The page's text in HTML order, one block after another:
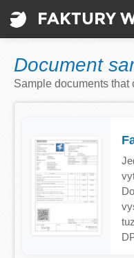
FAKTURY
INFO
Log in
Jazyk / Language
Document
Sample documents that